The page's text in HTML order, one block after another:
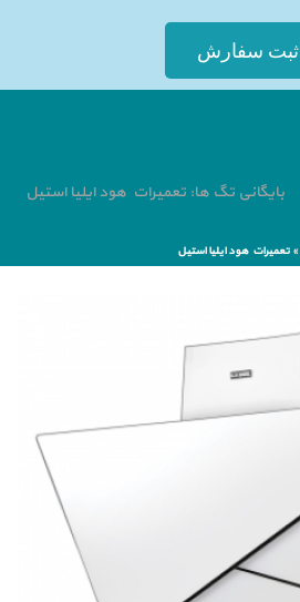
ثبت سفارش
بایگانی تگ ها: تعمیرات هود ایلیا استیل
»تعمیرات هود ایلیا استیل